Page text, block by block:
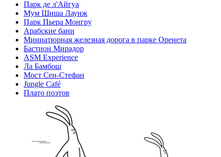
Парк де л'Айгуа
Мум Шиша Лаунж
Парк Пьера Монгру
Арабские бани
Миниатюрная железная дорога в парке Оренета
Бастион Мирадор
ASM Experience
Ла Бамбош
Мост Сен-Стефан
Jungle Café
Плато поэтов